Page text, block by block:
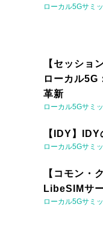
ローカル5Gサミ
【セッショ
ローカル5G
革新
ローカル5Gサミ
【IDY】
ローカル5Gサミ
【コモン・
LibeSIMサ
ローカル5Gサミ